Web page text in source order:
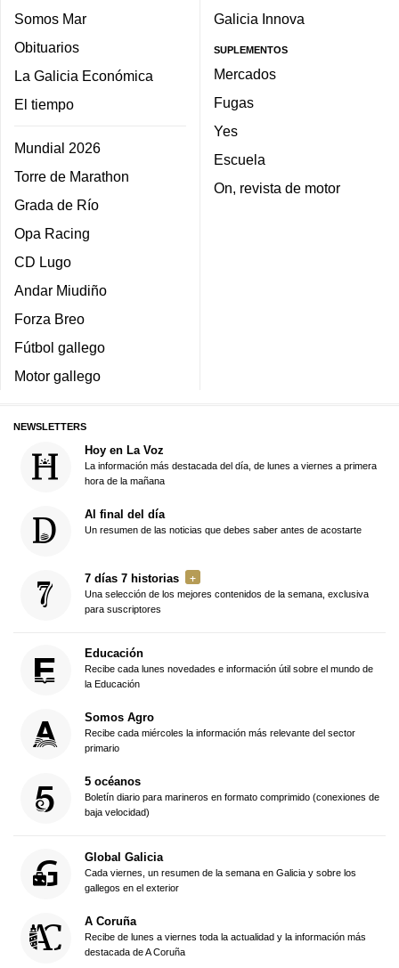
Somos Mar
Obituarios
La Galicia Económica
El tiempo
Mundial 2026
Torre de Marathon
Grada de Río
Opa Racing
CD Lugo
Andar Miudiño
Forza Breo
Fútbol gallego
Motor gallego
Galicia Innova
SUPLEMENTOS
Mercados
Fugas
Yes
Escuela
On, revista de motor
NEWSLETTERS
Hoy en La Voz
La información más destacada del día, de lunes a viernes a primera
hora de la mañana
Al final del día
Un resumen de las noticias que debes saber antes de acostarte
7 días 7 historias
Una selección de los mejores contenidos de la semana, exclusiva
para suscriptores
Educación
Recibe cada lunes novedades e información útil sobre el mundo de
la Educación
Somos Agro
Recibe cada miércoles la información más relevante del sector
primario
5 océanos
Boletín diario para marineros en formato comprimido (conexiones de
baja velocidad)
Global Galicia
Cada viernes, un resumen de la semana en Galicia y sobre los
gallegos en el exterior
A Coruña
Recibe de lunes a viernes toda la actualidad y la información más
destacada de A Coruña